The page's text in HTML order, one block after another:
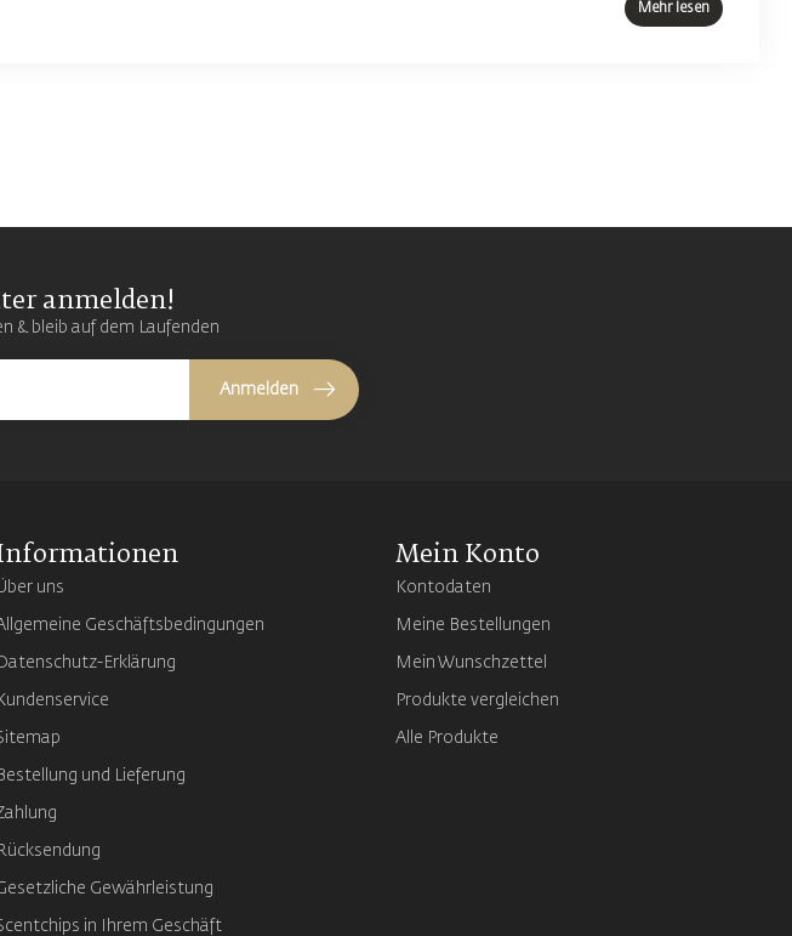
Mehr lesen
anmelden!
& bleib auf dem Laufenden
Anmelden
uns
Geschäftsbedingungen
Datenschutz-Erklärung
Kundenservice
Bestellung und Lieferung
Rücksendung
Gewährleistung
in Ihrem Geschäft
Mein Konto
Kontodaten
Meine Bestellungen
Mein Wunschzettel
Produkte vergleichen
Alle Produkte